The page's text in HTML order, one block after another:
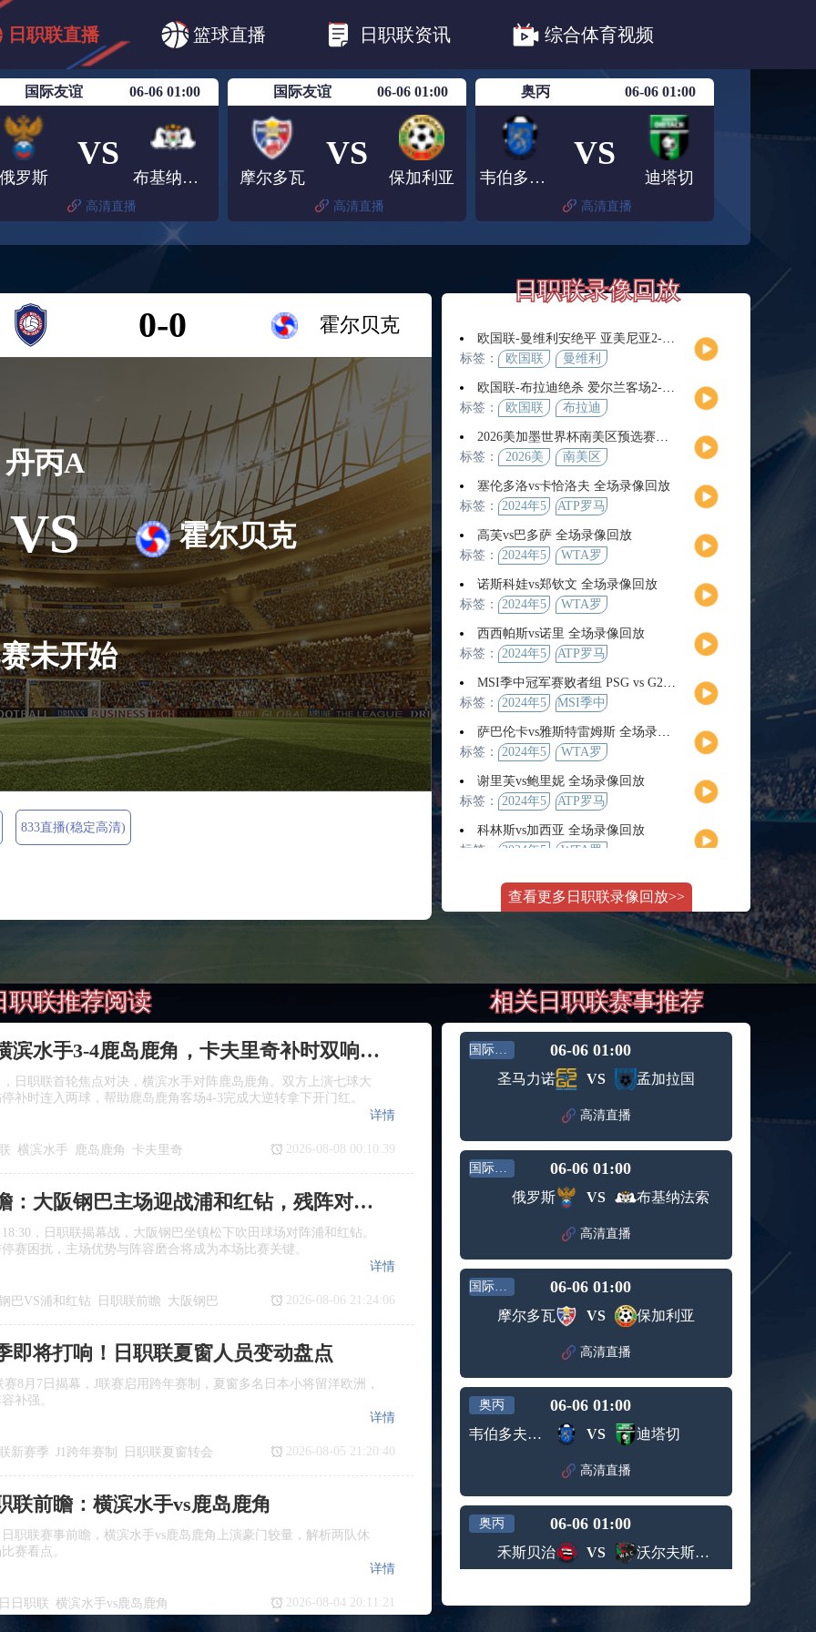
日职联直播 篮球直播 日职联资讯 综合体育视频
日职联 日职联FC东京
日职联广岛三箭
国际友谊 06-06 01:00
俄罗斯
VS
布基纳法索
高清直播
国际友谊 06-06 01:00
摩尔多瓦
VS
保加利亚
高清直播
奥丙 06-06 01:00
韦伯多夫圣安那
VS
迪塔切
高清直播
0-0 霍尔贝克
丹丙A
VS
未开始
霍尔贝克
833直播(稳定高清)
日职联录像回放
欧国联-曼维利安绝平 亚美尼亚2-2法罗群岛
标签：
欧国联
曼维利
欧国联-布拉迪绝杀 爱尔兰客场2-1逆转芬兰
标签：
欧国联 布拉迪
2026美加墨世界杯南美区预选赛第9轮全场集锦
标签：
2026美
界杯
南美区
塞伦多洛vs卡恰洛夫 全场录像回放
标签：
2024年5
ATP罗马
男单第3
轮
高芙vs巴多萨 全场录像回放
标签：
2024年5
WTA罗
赛女单
第4轮
诺斯科娃vs郑钦文 全场录像回放
标签：
2024年5
WTA罗
赛女单
第3轮
西西帕斯vs诺里 全场录像回放
标签：
2024年5
ATP罗马
男单第3
轮
MSI季中冠军赛败者组 PSG vs G2 全场录像回放
标签：
2024年5
MSI季中
败者组
萨巴伦卡vs雅斯特雷姆斯 全场录像回放
标签：
2024年5
WTA罗
赛女单
第3轮
谢里芙vs鲍里妮 全场录像回放
标签：
2024年5
ATP罗马
女单第2
轮
科林斯vs加西亚 全场录像回放
标签：
2024年5
WTA罗
赛女单
第3轮
斯维托丽娜vs萨巴伦卡 全场录像回放
2024年5
月14日
WTA罗
马公开
纳波利塔诺vs贾里 全场录像回放
男单第3
轮
标签： 2024年5
月11日
WTA1000
罗马大
师赛第3
轮
WTT沙特大满贯女单半决赛 陈梦vs早田希娜 全场录像回放
标签：
2024年5
月11日
WTT沙
贯女单
蒙泰罗vs凯茨曼诺维奇 全场录像回放
大师赛
轮
纳尔迪vs鲁内 全场录像回放
标签： 2024年5
月12日
ATP罗马
大师赛
男单第2
轮
萨卡里vs加里宁娜 全场录像回放
2024年5
WTA罗
马大师
赛女单
第3轮
吉隆vs卢布列夫 全场录像回放
月12日
ATP罗马
大师赛
轮
兹维列夫vs达德尔里 全场录像回放
标签： 2024年5
月13日
ATP罗马
大师赛
男单第3
轮
阿纳尔迪vs贾里 全场录像回放
ATP罗马
大师赛
男单第2
轮
标签： 2024年5
WTA罗
马大师
赛女单
第3轮
托尔莫vs奥斯塔彭科 全场录像回放
标签： 2024年5
WTA罗
赛女单
斯诺克元老斯诺克世锦赛半决赛 伊戈尔-费格雷多vs德拉戈 全场录像回放
标签：
月12日
元老斯
诺克世
锦赛半
决赛
穆纳尔vs诺里 全场录像回放
月12日
ATP罗马
大师赛
男单第2
MSI季中冠军赛胜者组 BLG vs T1 全场录像回放
月12日
冠军赛
KPL春季赛季后赛败者组决赛 重庆狼队 vs 苏州KSG 全场录像回放
查看更多日职联录像回放>>
职联推荐阅读
日职联：横滨水手3‑4鹿岛鹿角，卡夫里奇补时双响上演逆转绝杀
日职联首轮焦点对决，横滨水手对阵鹿岛鹿角。双方上演七球大
补时连入两球，帮助鹿岛鹿角客场4‑3完成大逆转拿下开门红。
横滨水手 鹿岛鹿角 卡夫里奇
详情
2026-08-08 00:10:39
日职联前瞻：大阪钢巴主场迎战浦和红钻，残阵对决看点十足
，日职联揭幕战，大阪钢巴坐镇松下吹田球场对阵浦和红钻。
赛困扰，主场优势与阵容磨合将成为本场比赛关键。
巴VS浦和红钻 日职联前瞻 大阪钢巴
详情
2026-08-06 21:24:06
即将打响！日职联夏窗人员变动盘点
赛8月7日揭幕，J联赛启用跨年赛制，夏窗多名日本小将留洋欧洲，
补强。
新赛季 J1跨年赛制 日职联夏窗转会
详情
2026-08-05 21:20:40
联前瞻：横滨水手vs鹿岛鹿角
职联赛事前瞻，横滨水手vs鹿岛鹿角上演豪门较量，解析两队休
赛看点。
日职联 横滨水手vs鹿岛鹿角
详情
2026-08-04 20:11:21
相关日职联赛事推荐
国际友谊 06-06 01:00
圣马力诺 VS 孟加拉国
高清直播
国际友谊 06-06 01:00
俄罗斯 VS 布基纳法索
高清直播
国际友谊 06-06 01:00
摩尔多瓦 VS 保加利亚
高清直播
奥丙 06-06 01:00
韦伯多夫圣安那 VS 迪塔切
高清直播
奥丙 06-06 01:00
禾斯贝治 VS 沃尔夫斯贝格业余队